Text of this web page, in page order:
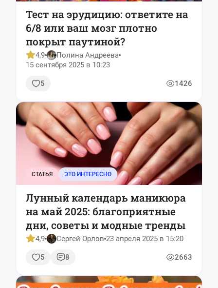
Тест на эрудицию: ответите на
6/8 или ваш мозг плотно
покрыт паутиной?
4,9
Полина Андреева
15 сентября 2025 в 10:23
5 1426
СТАТЬЯ ЭТО ИНТЕРЕСНО
Лунный календарь маникюра
на май 2025: благоприятные
дни, советы и модные тренды
4,9 Сергей Орлов 23 апреля 2025 в 15:20
5 8 2663